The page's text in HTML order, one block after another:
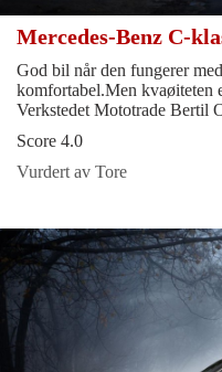
Mercedes-Benz C-
God bil når den fungerer
komfortabel.Men kvaøiteten
Verkstedet Mototrade Bertil
Score 4.0
Vurdert av Tore